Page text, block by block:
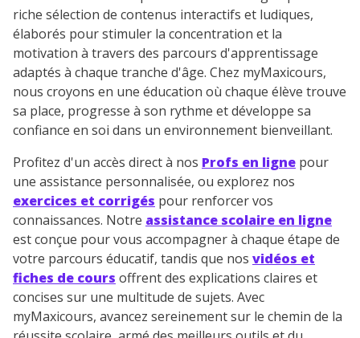
riche sélection de contenus interactifs et ludiques,
élaborés pour stimuler la concentration et la
motivation à travers des parcours d'apprentissage
adaptés à chaque tranche d'âge. Chez myMaxicours,
nous croyons en une éducation où chaque élève trouve
sa place, progresse à son rythme et développe sa
confiance en soi dans un environnement bienveillant.
Profitez d'un accès direct à nos Profs en ligne pour
une assistance personnalisée, ou explorez nos
exercices et corrigés pour renforcer vos
connaissances. Notre assistance scolaire en ligne
est conçue pour vous accompagner à chaque étape de
votre parcours éducatif, tandis que nos vidéos et
fiches de cours offrent des explications claires et
concises sur une multitude de sujets. Avec
myMaxicours, avancez sereinement sur le chemin de la